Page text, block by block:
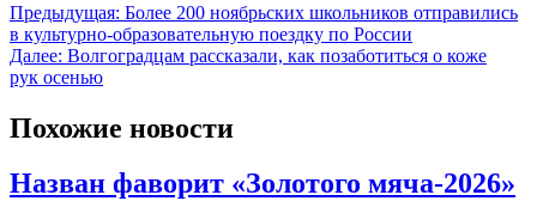
Предыдущая: Более 200 ноябрьских школьников отправились
в культурно-образовательную поездку по России
Далее: Волгоградцам рассказали, как позаботиться о коже
рук осенью
Похожие новости
Назван фаворит «Золотого мяча-2026»